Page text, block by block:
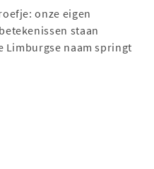
onze eigen
staan
Limburgse naam springt